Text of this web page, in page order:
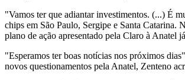
"Vamos ter que adiantar investimentos. (...) É
chips em São Paulo, Sergipe e Santa Catarina.
plano de ação apresentado pela Claro à Anatel
"Esperamos ter boas notícias nos próximos
novos questionamentos pela Anatel, Zenteno